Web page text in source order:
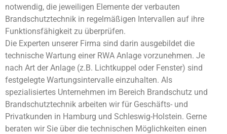
notwendig, die jeweiligen Elemente der verbauten
Brandschutztechnik in regelmäßigen Intervallen auf ihre
Funktionsfähigkeit zu überprüfen.
Die Experten unserer Firma sind darin ausgebildet die
technische Wartung einer RWA Anlage vorzunehmen. Je
nach Art der Anlage (z.B. Lichtkuppel oder Fenster) sind
festgelegte Wartungsintervalle einzuhalten. Als
spezialisiertes Unternehmen im Bereich Brandschutz und
Brandschutztechnik arbeiten wir für Geschäfts- und
Privatkunden in Hamburg und Schleswig-Holstein. Gerne
beraten wir Sie über die technischen Möglichkeiten einen